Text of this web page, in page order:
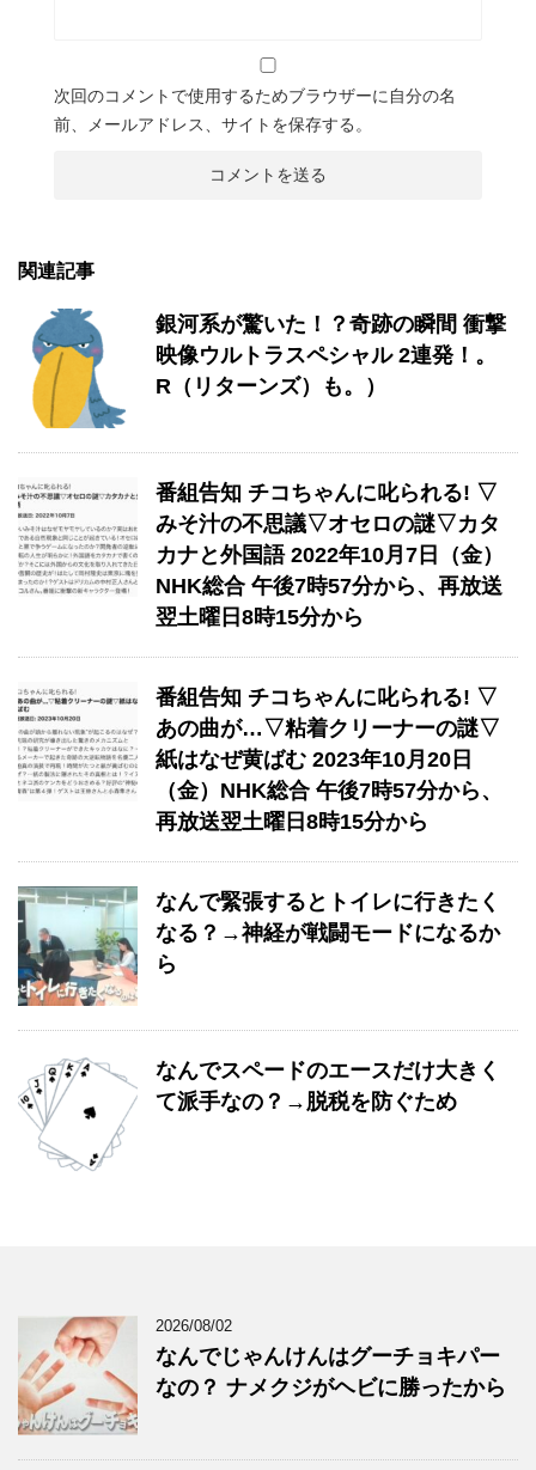
次回のコメントで使用するためブラウザーに自分の名
前、メールアドレス、サイトを保存する。
関連記事
銀河系が驚いた！？奇跡の瞬間 衝撃
映像ウルトラスペシャル 2連発！。
R（リターンズ）も。）
番組告知 チコちゃんに叱られる! ▽
みそ汁の不思議▽オセロの謎▽カタ
カナと外国語 2022年10月7日（金）
NHK総合 午後7時57分から、再放送
翌土曜日8時15分から
番組告知 チコちゃんに叱られる! ▽
あの曲が…▽粘着クリーナーの謎▽
紙はなぜ黄ばむ 2023年10月20日
（金）NHK総合 午後7時57分から、
再放送翌土曜日8時15分から
なんで緊張するとトイレに行きたく
なる？→神経が戦闘モードになるか
ら
なんでスペードのエースだけ大きく
て派手なの？→脱税を防ぐため
2026/08/02
なんでじゃんけんはグーチョキパー
なの？ ナメクジがヘビに勝ったから